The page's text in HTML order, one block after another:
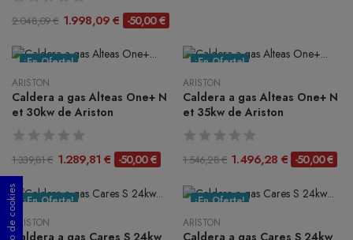
2.048,09 € 1.998,09 € -50,00 €
¡En Oferta!
ARISTON
Caldera a gas Alteas One+ N
et 30kw de Ariston
1.339,81 € 1.289,81 € -50,00 €
¡En Oferta!
ARISTON
Caldera a gas Alteas One+ N
et 35kw de Ariston
1.546,28 € 1.496,28 € -50,00 €
¡En Oferta!
ARISTON
Caldera a gas Cares S 24kw
¡En Oferta!
ARISTON
Caldera a gas Cares S 24kw